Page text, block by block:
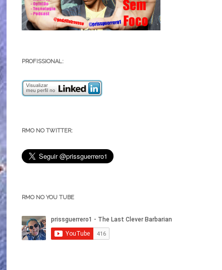
PROFISSIONAL:
RMO NO TWITTER:
RMO NO YOU TUBE